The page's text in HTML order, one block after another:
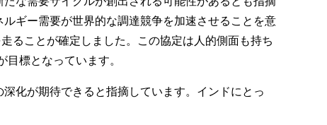
ギー需要が世界的な調達競争を加速させることを意
ることが確定しました。この協定は人的側面も持ち
標となっています。
化が期待できると指摘しています。インドにとっ